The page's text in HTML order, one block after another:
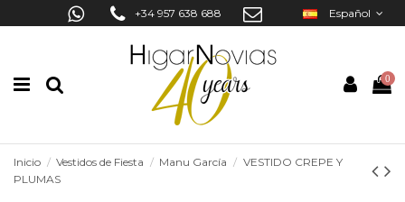
+34 957 638 688 Español
0
Inicio Vestidos de Fiesta Manu García
VESTIDO CREPE Y
PLUMAS